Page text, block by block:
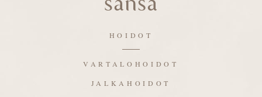
HOIDOT
VARTALOHOIDOT
JALKAHOIDOT